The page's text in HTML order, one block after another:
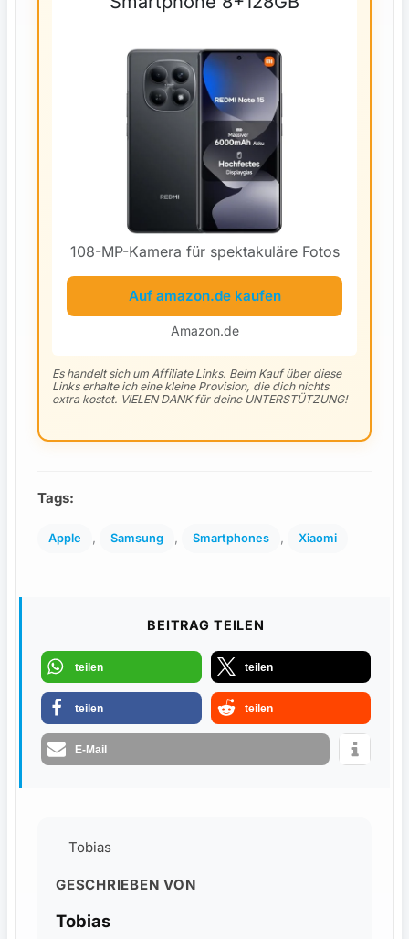
108-MP-Kamera für spektakuläre Fotos
Auf amazon.de kaufen
Amazon.de
Es handelt sich um Affiliate Links. Beim Kauf über diese
Links erhalte ich eine kleine Provision, die dich nichts
extra kostet. VIELEN DANK für deine UNTERSTÜTZUNG!
Tags:
Apple Samsung Smartphones Xiaomi
BEITRAG TEILEN
teilen teilen
teilen teilen
E-Mail
Tobias
GESCHRIEBEN VON
Tobias